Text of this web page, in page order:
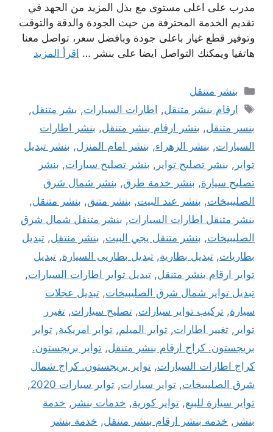
مدرب على اعلى مستوى مع بذل المزيد من الجهد في
تقديم الخدمة المحترفة من حيث الجودة والدقة والتوقت
وتوفير قطع غيار باعلى جودة وبافضل سعر، تواصل معنا
هاتفيا ويمكنك التواصل ايضا على بنشر … اقرأ المزيد
التصنيفات
بنشر متنقل
الوسوم
ارقام بنشر متنقل, اطارات السيارات, بشر متنقل,
بنسر متنقل, بنشر ارقام بنشر متنقل, بنشر اطارات
السيارات, بنشر الزهراء, بنشر امام المنزل, بنشر تبديل
تواير , بنشر تصليح تواير , بنشر تصليح سيارات, بنشر
تصليح سيارة, بنشر خدمة طرق, بنشر شمال شرق
الصليبيخات, بنشر عند البيت, بنشر متنق, بنشر متنقل,
بنشر متنقل اطارات السيارات, بنشر متنقل شمال شرق
الصليبيخات, بنشر متنقل يجي البيت, بنشر منتقل, تبديل
بطاريات, تبديل بطارية, تبديل بطاريى السيارة, تبديل
تواير ارقام بنشر متنقل, تبديل تواير اطارات السيارات,
تبديل تواير شمال شرق الصليبيخات, تبديل عجلات
سيارة, تركيب تواير سيارات, تصليح سيارات, تغيرر
تواير , تغيير اطارات, تواير الميلم, تواير امريكية, تواير
بريجستون. كراج ارقام بنشر متنقل, تواير بريجستون.
كراج اطارات السيارات, تواير بريجستون. كراج شمال
شرق الصليبيخات, تواير سيارات, تواير سيارات 2020
,
تواير سيارة للبيع, تواير كورية, خدمات بنشر , خدمة
بنشر , خدمة بنشر ارقام بنشر متنقل, خدمة بنشر